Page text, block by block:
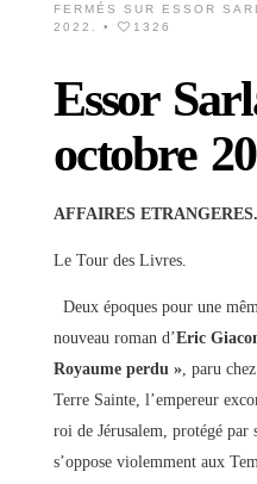
FERMÉS
SUR ESSOR
2022.
• 1326
Essor
octobre
AFFAIRES ETRANGERES.
Le Tour des Livres.
Deux époques pour une
nouveau roman d’Eric
Royaume perdu », paru
Terre Sainte, l’empereur
roi de Jérusalem, protégé par
s’oppose violemment aux